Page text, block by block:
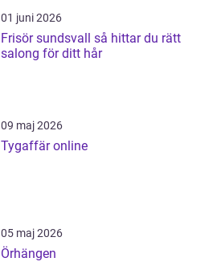
01 juni 2026
Frisör sundsvall så hittar du rätt
salong för ditt hår
09 maj 2026
Tygaffär online
05 maj 2026
Örhängen